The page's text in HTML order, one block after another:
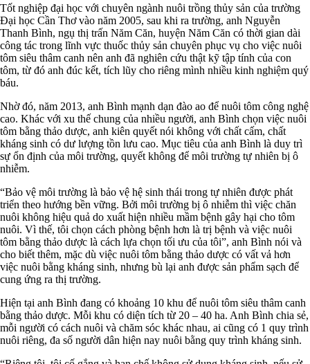
Tốt nghiệp đại học với chuyên ngành nuôi trồng thủy sản của trường
Đại học Cần Thơ vào năm 2005, sau khi ra trường, anh Nguyễn
Thanh Bình, ngụ thị trấn Năm Căn, huyện Năm Căn có thời gian dài
công tác trong lĩnh vực thuốc thủy sản chuyên phục vụ cho việc nuôi
tôm siêu thâm canh nên anh đã nghiên cứu thật kỹ tập tính của con
tôm, từ đó anh đúc kết, tích lũy cho riêng mình nhiều kinh nghiệm quý
báu.
Nhờ đó, năm 2013, anh Bình mạnh dạn đào ao để nuôi tôm công nghệ
cao. Khác với xu thế chung của nhiều người, anh Bình chọn việc nuôi
tôm bằng thảo dược, anh kiên quyết nói không với chất cấm, chất
kháng sinh có dư lượng tồn lưu cao. Mục tiêu của anh Bình là duy trì
sự ổn định của môi trường, quyết không để môi trường tự nhiên bị ô
nhiễm.
“Bảo vệ môi trường là bảo vệ hệ sinh thái trong tự nhiên được phát
triển theo hướng bền vững. Bởi môi trường bị ô nhiễm thì việc chăn
nuôi không hiệu quả do xuất hiện nhiều mầm bệnh gây hại cho tôm
nuôi. Vì thế, tôi chọn cách phòng bệnh hơn là trị bệnh và việc nuôi
tôm bằng thảo dược là cách lựa chọn tối ưu của tôi”, anh Bình nói và
cho biết thêm, mặc dù việc nuôi tôm bằng thảo dược có vất vả hơn
việc nuôi bằng kháng sinh, nhưng bù lại anh được sản phẩm sạch để
cung ứng ra thị trường.
Hiện tại anh Bình đang có khoảng 10 khu để nuôi tôm siêu thâm canh
bằng thảo dược. Mỗi khu có diện tích từ 20 – 40 ha. Anh Bình chia sẻ,
mỗi người có cách nuôi và chăm sóc khác nhau, ai cũng có 1 quy trình
nuôi riêng, đa số người dân hiện nay nuôi bằng quy trình kháng sinh.